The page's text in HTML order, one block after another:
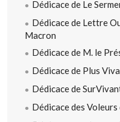
Dédicace de Le
Dédicace de Lettre
Macron
Dédicace de M. le
Dédicace de Plus
Dédicace de
Dédicace des